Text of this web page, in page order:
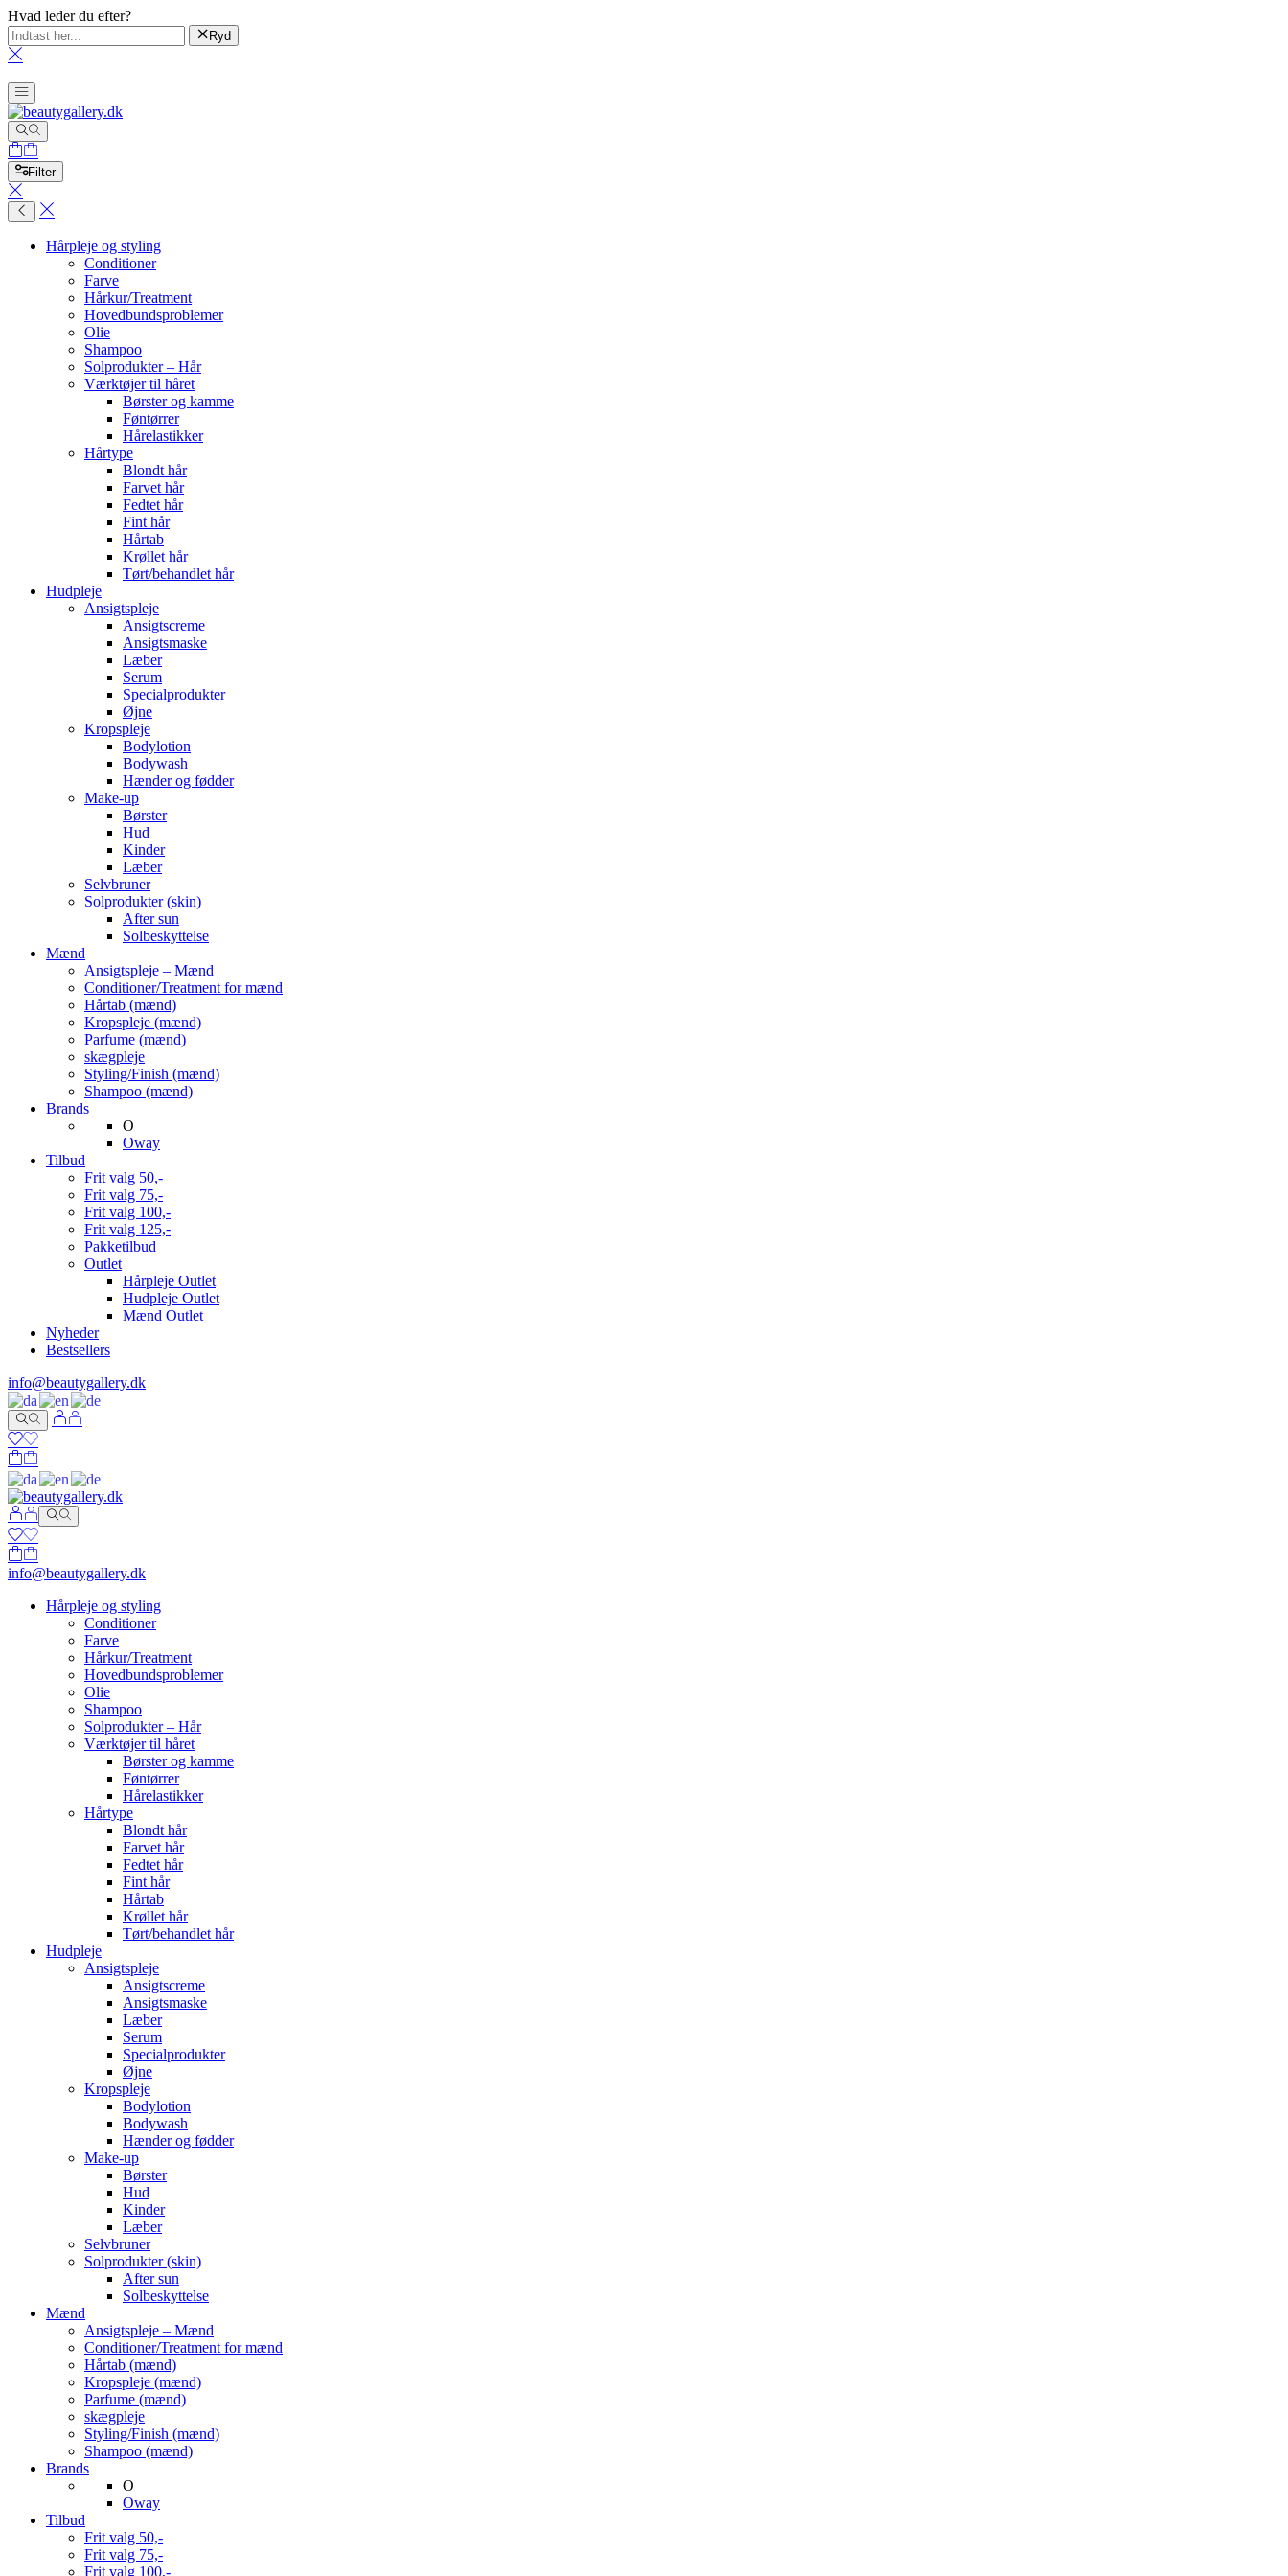
Hvad leder du efter?
Ryd
Filter
Hårpleje og styling
Conditioner
Farve
Hårkur/Treatment
Hovedbundsproblemer
Olie
Shampoo
Solprodukter – Hår
Værktøjer til håret
Børster og kamme
Føntørrer
Hårelastikker
Hårtype
Blondt hår
Farvet hår
Fedtet hår
Fint hår
Hårtab
Krøllet hår
Tørt/behandlet hår
Hudpleje
Ansigtspleje
Ansigtscreme
Ansigtsmaske
Læber
Serum
Specialprodukter
Øjne
Kropspleje
Bodylotion
Bodywash
Hænder og fødder
Make-up
Børster
Hud
Kinder
Læber
Selvbruner
Solprodukter (skin)
After sun
Solbeskyttelse
Mænd
Ansigtspleje – Mænd
Conditioner/Treatment for mænd
Hårtab (mænd)
Kropspleje (mænd)
Parfume (mænd)
skægpleje
Styling/Finish (mænd)
Shampoo (mænd)
Brands
O
Oway
Tilbud
Frit valg 50,-
Frit valg 75,-
Frit valg 100,-
Frit valg 125,-
Pakketilbud
Outlet
Hårpleje Outlet
Hudpleje Outlet
Mænd Outlet
Nyheder
Bestsellers
info@beautygallery.dk
info@beautygallery.dk
Hårpleje og styling
Conditioner
Farve
Hårkur/Treatment
Hovedbundsproblemer
Olie
Shampoo
Solprodukter – Hår
Værktøjer til håret
Børster og kamme
Føntørrer
Hårelastikker
Hårtype
Blondt hår
Farvet hår
Fedtet hår
Fint hår
Hårtab
Krøllet hår
Tørt/behandlet hår
Hudpleje
Ansigtspleje
Ansigtscreme
Ansigtsmaske
Læber
Serum
Specialprodukter
Øjne
Kropspleje
Bodylotion
Bodywash
Hænder og fødder
Make-up
Børster
Hud
Kinder
Læber
Selvbruner
Solprodukter (skin)
After sun
Solbeskyttelse
Mænd
Ansigtspleje – Mænd
Conditioner/Treatment for mænd
Hårtab (mænd)
Kropspleje (mænd)
Parfume (mænd)
skægpleje
Styling/Finish (mænd)
Shampoo (mænd)
Brands
O
Oway
Tilbud
Frit valg 50,-
Frit valg 75,-
Frit valg 100,-